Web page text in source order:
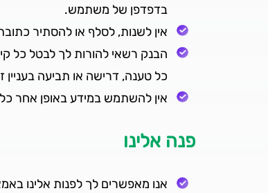
בדפדפן של משתמש.
אין לשנות, לסלף או להסתיר
הבנק רשאי להורות לך לבטל כל
כל טענה, דרישה או תביעה בעניין
אין להשתמש במידע באופן אחר
פנה אלינו
אנו מאפשרים לך לפנות אלינו